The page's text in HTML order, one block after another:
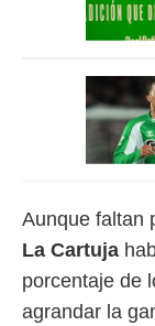
Aunque faltan
La Cartuja
porcentaje de
agrandar la